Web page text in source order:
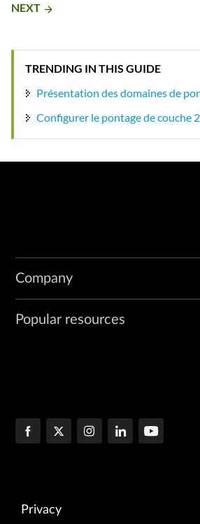
NEXT arrow_forward
TRENDING IN THIS GUIDE
Présentation des domaines de
Configurer le pontage de couche 2
Company
Popular resources
Privacy